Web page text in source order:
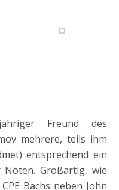
Freund des
mehrere, teils ihm
entsprechend ein
Noten. Großartig, wie
Bachs neben John